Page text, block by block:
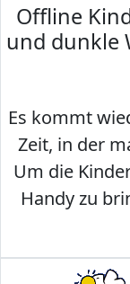
Offline
und dunkle
Es kommt
Zeit, in der
Um die
Handy zu